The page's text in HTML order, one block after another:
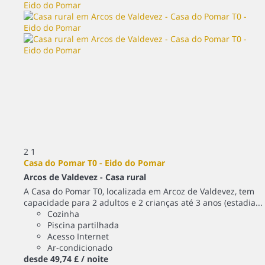
2 1
Casa do Pomar T0 - Eido do Pomar
Arcos de Valdevez - Casa rural
A Casa do Pomar T0, localizada em Arcoz de Valdevez, tem
capacidade para 2 adultos e 2 crianças até 3 anos (estadia...
Cozinha
Piscina partilhada
Acesso Internet
Ar-condicionado
desde 49,74 £ / noite